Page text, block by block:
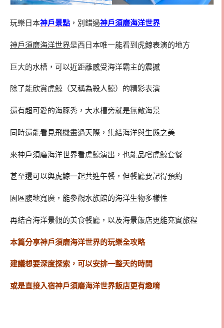
玩樂日本神戶景點 ，別錯過神戶須磨海洋世界
神戶須磨海洋世界是西日本唯一能看到虎鯨表演的地方
巨大的水槽，可以近距離感受海洋霸主的震撼
除了能欣賞虎鯨（又稱為殺人鯨）的精彩表演
還有超可愛的海豚秀，大水槽旁就是無敵海景
同時還能看見飛機畫過天際，集結海洋與生態之美
來神戶須磨海洋世界看虎鯨演出，也能品嚐虎鯨套餐
甚至還可以與虎鯨一起共進午餐，但餐廳要記得預約
園區腹地寬廣，能參觀水族館的海洋生物多樣性
再結合海洋景觀的美食餐廳，以及海景飯店更能充實旅程
本篇分享神戶須磨海洋世界的玩樂全攻略
建議想要深度探索，可以安排一整天的時間
或是直接入宿神戶須磨海洋世界飯店更有趣唷